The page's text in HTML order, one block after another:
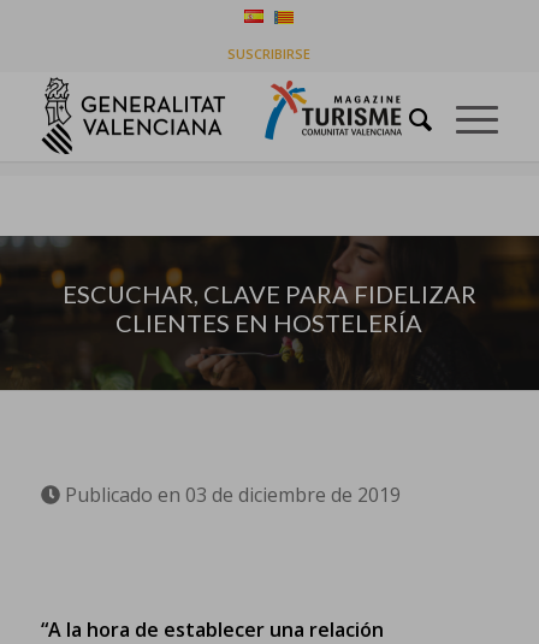
SUSCRIBIRSE
HOSTELERÍA
Usted está aquí: Inicio / Empresas /
ESCUCHAR, CLAVE PARA FIDELIZAR CLIENTES EN HOSTELERÍA
ESCUCHAR, CLAVE PARA FIDELIZAR
CLIENTES EN HOSTELERÍA
Publicado en 03 de diciembre de 2019
“A la hora de establecer una relación